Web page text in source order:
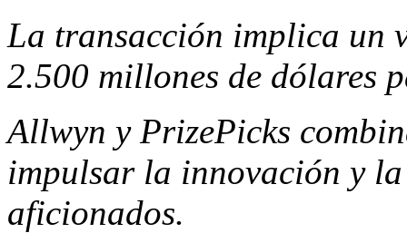
La transacción implica un
2.500 millones de dólares
Allwyn y PrizePicks
impulsar la innovación y
aficionados.